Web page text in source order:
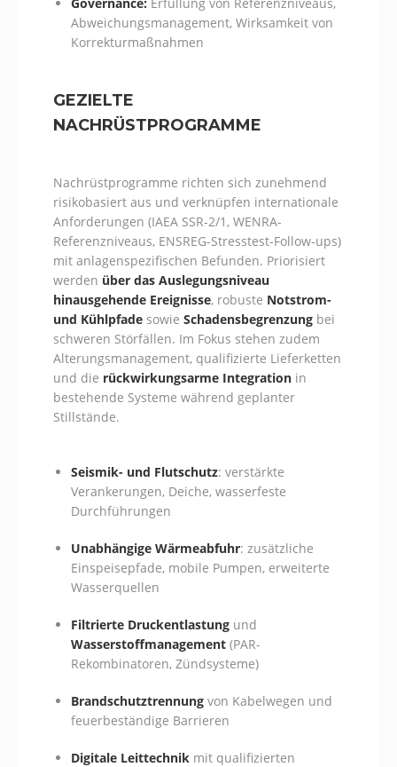
Abweichungsmanagement, Wirksamkeit von
Korrekturmaßnahmen
GEZIELTE
NACHRÜSTPROGRAMME
Nachrüstprogramme richten sich zunehmend
risikobasiert aus und verknüpfen internationale
Anforderungen (IAEA SSR‑2/1, WENRA-
Referenzniveaus, ENSREG-Stresstest-Follow-ups)
mit anlagenspezifischen Befunden. Priorisiert
werden über das Auslegungsniveau
hinausgehende Ereignisse, robuste Notstrom-
und Kühlpfade sowie Schadensbegrenzung bei
schweren Störfällen. Im Fokus stehen zudem
Alterungsmanagement, qualifizierte Lieferketten
und die rückwirkungsarme Integration in
bestehende Systeme während geplanter
Stillstände.
Seismik- und Flutschutz: verstärkte
Verankerungen, Deiche, wasserfeste
Durchführungen
Unabhängige Wärmeabfuhr: zusätzliche
Einspeisepfade, mobile Pumpen, erweiterte
Wasserquellen
Filtrierte Druckentlastung und
Wasserstoffmanagement (PAR-
Rekombinatoren, Zündsysteme)
Brandschutztrennung von Kabelwegen und
feuerbeständige Barrieren
Digitale Leittechnik mit qualifizierten